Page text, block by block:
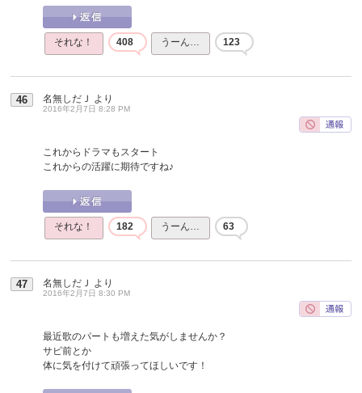
それな！ 408 うーん… 123
46 名無しだＪ より
2016年2月7日 8:28 PM
これからドラマもスタート
これからの活躍に期待ですね♪
それな！ 182 うーん… 63
47 名無しだＪ より
2016年2月7日 8:30 PM
最近歌のパートも増えた気がしませんか？
サビ前とか
体に気を付けて頑張ってほしいです！